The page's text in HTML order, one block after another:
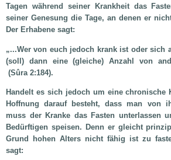
Tagen während seiner Krankheit das
seiner Genesung die Tage, an denen er
Der Erhabene sagt:
„...Wer von euch jedoch krank ist oder sich
(soll) dann eine (gleiche) Anzahl von
(Sûra 2:184).
Handelt es sich jedoch um eine chronische
Hoffnung darauf besteht, dass man von
muss der Kranke das Fasten unterlassen
Bedürftigen speisen. Denn er gleicht
Grund hohen Alters nicht fähig ist zu
sagt: